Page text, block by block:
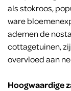
als stokroos,
ware
ademen de
cottagetuinen,
overvloed aan
Hoogwaardige